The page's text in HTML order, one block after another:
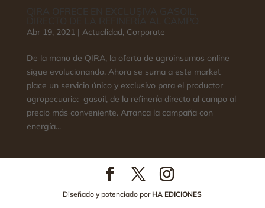
Abr 19, 2021| Actualidad, Corporate
De la mano de QIRA, la oferta de agroinsumos online
sigue evolucionando. Ahora se suma a este market
place un servicio único y exclusivo para el productor
agropecuario: gasoil, de la refinería directo al campo al
precio más conveniente. Arranca la campaña con
energía...
Diseñado y potenciado por HA EDICIONES